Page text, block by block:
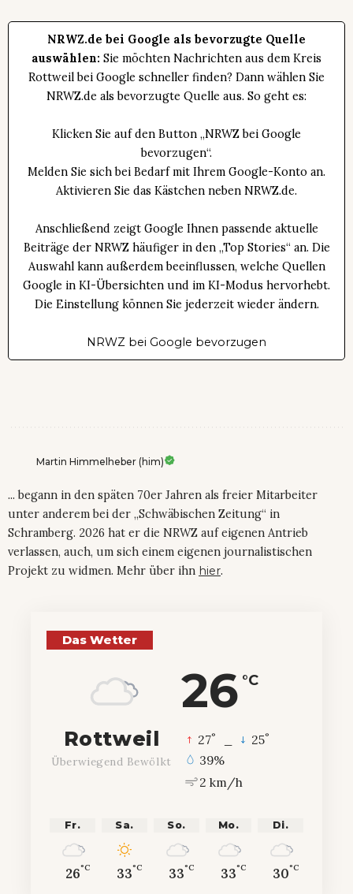
NRWZ.de bei Google als bevorzugte Quelle
auswählen: Sie möchten Nachrichten aus dem Kreis
Rottweil bei Google schneller finden? Dann wählen Sie
NRWZ.de als bevorzugte Quelle aus. So geht es:
Klicken Sie auf den Button „NRWZ bei Google
bevorzugen“.
Melden Sie sich bei Bedarf mit Ihrem Google-Konto an.
Aktivieren Sie das Kästchen neben NRWZ.de.
Anschließend zeigt Google Ihnen passende aktuelle
Beiträge der NRWZ häufiger in den „Top Stories“ an. Die
Auswahl kann außerdem beeinflussen, welche Quellen
Google in KI-Übersichten und im KI-Modus hervorhebt.
Die Einstellung können Sie jederzeit wieder ändern.
NRWZ bei Google bevorzugen
Martin Himmelheber (him)
... begann in den späten 70er Jahren als freier Mitarbeiter
unter anderem bei der „Schwäbischen Zeitung“ in
Schramberg. 2026 hat er die NRWZ auf eigenen Antrieb
verlassen, auch, um sich einem eigenen journalistischen
Projekt zu widmen. Mehr über ihn hier.
Das Wetter
26 °C
Rottweil
Überwiegend Bewölkt
27° 25°
39%
2 km/h
Fr.
26°C
Sa.
33°C
So.
33°C
Mo.
33°C
Di.
30°C